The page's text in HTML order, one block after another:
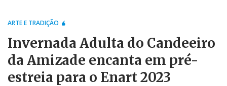
ARTE E TRADIÇÃO 🧉
Invernada Adulta do Candeeiro
da Amizade encanta em pré-
estreia para o Enart 2023